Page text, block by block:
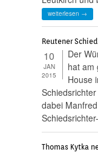
weiterlesen →
Reutener
10
JAN
2015
Der
hat am
House
dabei
Thomas Kytka